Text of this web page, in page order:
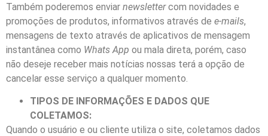
Também poderemos enviar newslettercom novidades e
promoções de produtos, informativos através de e-mails,
mensagens de texto através de aplicativos de mensagem
instantânea como Whats App ou mala direta, porém, caso
não deseje receber mais notícias nossas terá a opção de
cancelar esse serviço a qualquer momento.
TIPOS DE INFORMAÇÕES E DADOS QUE
COLETAMOS:
Quando o usuário e ou cliente utiliza o site, coletamos dados